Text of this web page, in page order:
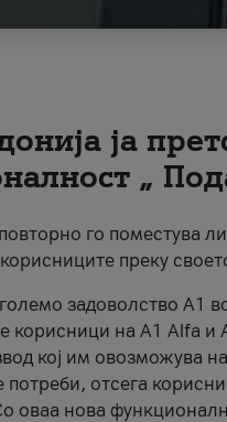
ја
„
го поместува
преку
задоволство А1
корисници на А1 Alfa
кој им овозможува
потреби, отсега
оваа нова